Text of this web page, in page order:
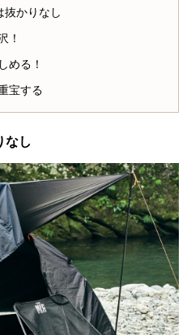
抜かりなし
！
める！
宝する
なし